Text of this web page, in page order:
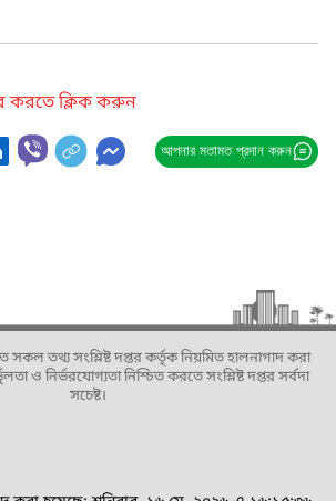
করতে ক্লিক করুন
আপনার মতামত প্রদান করুন
সকল তথ্য সংশ্লিষ্ট দপ্তর কর্তৃক নিয়মিত হালনাগাদ করা
ও নির্ভরযোগ্যতা নিশ্চিত করতে সংশ্লিষ্ট দপ্তর সর্বদা
সচেষ্ট।